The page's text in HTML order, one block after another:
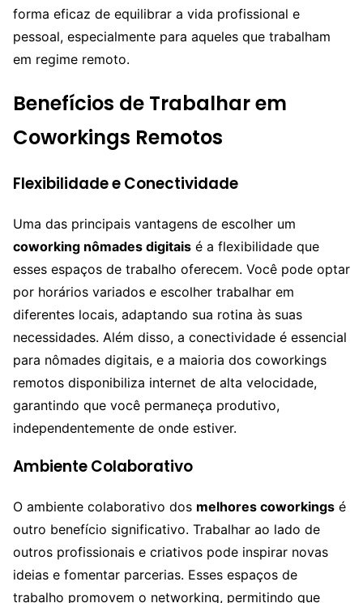
forma eficaz de equilibrar a vida profissional e
pessoal, especialmente para aqueles que trabalham
em regime remoto.
Benefícios de Trabalhar em
Coworkings Remotos
Flexibilidade e Conectividade
Uma das principais vantagens de escolher um
coworking nômades digitais é a flexibilidade que
esses espaços de trabalho oferecem. Você pode optar
por horários variados e escolher trabalhar em
diferentes locais, adaptando sua rotina às suas
necessidades. Além disso, a conectividade é essencial
para nômades digitais, e a maioria dos coworkings
remotos disponibiliza internet de alta velocidade,
garantindo que você permaneça produtivo,
independentemente de onde estiver.
Ambiente Colaborativo
O ambiente colaborativo dos melhores coworkings é
outro benefício significativo. Trabalhar ao lado de
outros profissionais e criativos pode inspirar novas
ideias e fomentar parcerias. Esses espaços de
trabalho promovem o networking, permitindo que